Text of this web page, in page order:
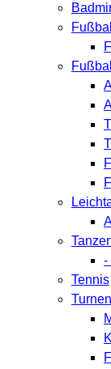
Fußball
-
Tennis
Turnen